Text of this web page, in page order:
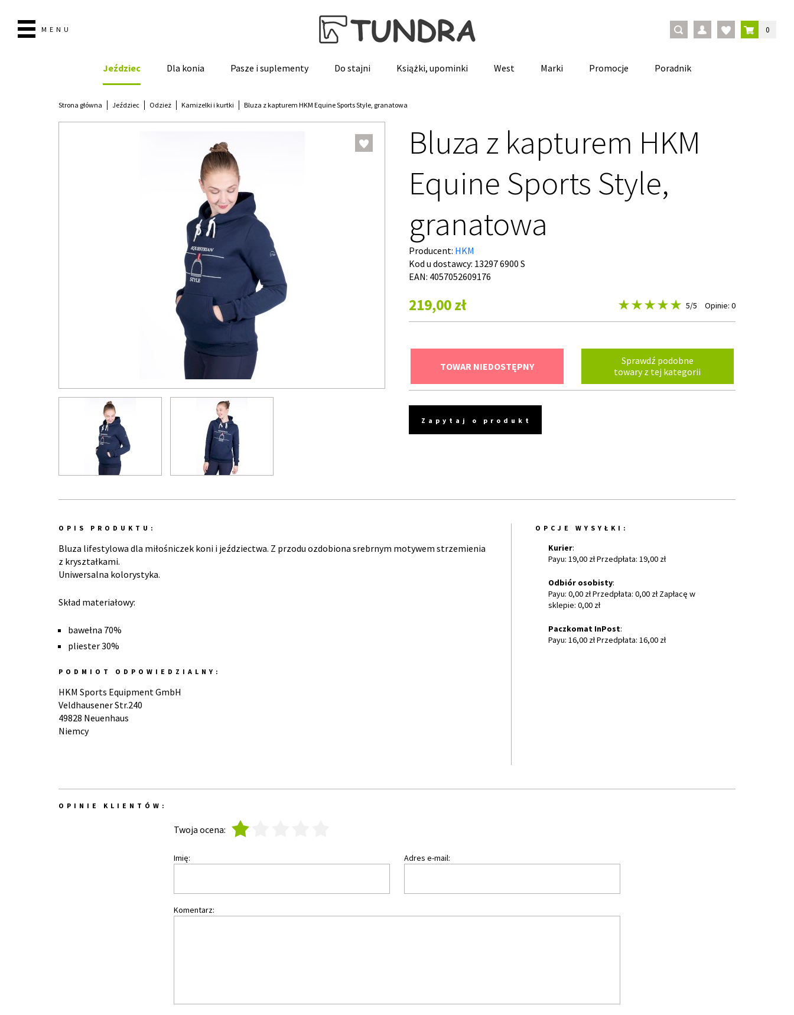
MENU 0
Jeździec Dla konia Pasze i suplementy Do stajni Książki, upominki West Marki Promocje Poradnik
Strona główna Jeździec Odzież Kamizelki i kurtki Bluza z kapturem HKM Equine Sports Style, granatowa
Bluza z kapturem HKM
Equine Sports Style,
granatowa
Producent: HKM
Kod u dostawcy: 13297 6900 S
EAN: 4057052609176
219,00 zł 5/5 Opinie: 0
TOWAR NIEDOSTĘPNY
Sprawdź podobne
towary z tej kategorii
Zapytaj o produkt
OPIS PRODUKTU:
Bluza lifestylowa dla miłośniczek koni i jeździectwa. Z przodu ozdobiona srebrnym motywem strzemienia
z kryształkami.
Uniwersalna kolorystyka.
Skład materiałowy:
bawełna 70%
pliester 30%
PODMIOT ODPOWIEDZIALNY:
HKM Sports Equipment GmbH
Veldhausener Str.240
49828 Neuenhaus
Niemcy
OPCJE WYSYŁKI:
Kurier:
Payu: 19,00 zł Przedpłata: 19,00 zł
Odbiór osobisty:
Payu: 0,00 zł Przedpłata: 0,00 zł Zapłacę w
sklepie: 0,00 zł
Paczkomat InPost:
Payu: 16,00 zł Przedpłata: 16,00 zł
OPINIE KLIENTÓW:
Twoja ocena:
Imię: Adres e-mail:
Komentarz: